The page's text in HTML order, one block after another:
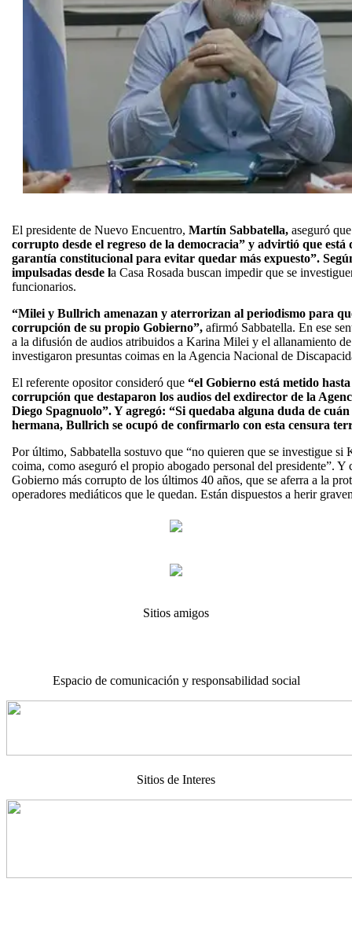
El presidente de Nuevo Encuentro, Martín Sabbatella, aseguró
corrupto desde el regreso de la democracia” y advirtió que
garantía constitucional para evitar quedar más expuesto”.
impulsadas desde la Casa Rosada buscan impedir que se
funcionarios.
“Milei y Bullrich amenazan y aterrorizan al periodismo para
corrupción de su propio Gobierno”, afirmó Sabbatella. En ese
a la difusión de audios atribuidos a Karina Milei y el allanamiento
investigaron presuntas coimas en la Agencia Nacional de
El referente opositor consideró que “el Gobierno está metido
corrupción que destaparon los audios del exdirector de la
Diego Spagnuolo”. Y agregó: “Si quedaba alguna duda de
hermana, Bullrich se ocupó de confirmarlo con esta censura
Por último, Sabbatella sostuvo que “no quieren que se investigue
coima, como aseguró el propio abogado personal del presidente”. Y
Gobierno más corrupto de los últimos 40 años, que se aferra a la
operadores mediáticos que le quedan. Están dispuestos a herir
Sitios amigos
Espacio de comunicación y responsabilidad social
Sitios de Interes